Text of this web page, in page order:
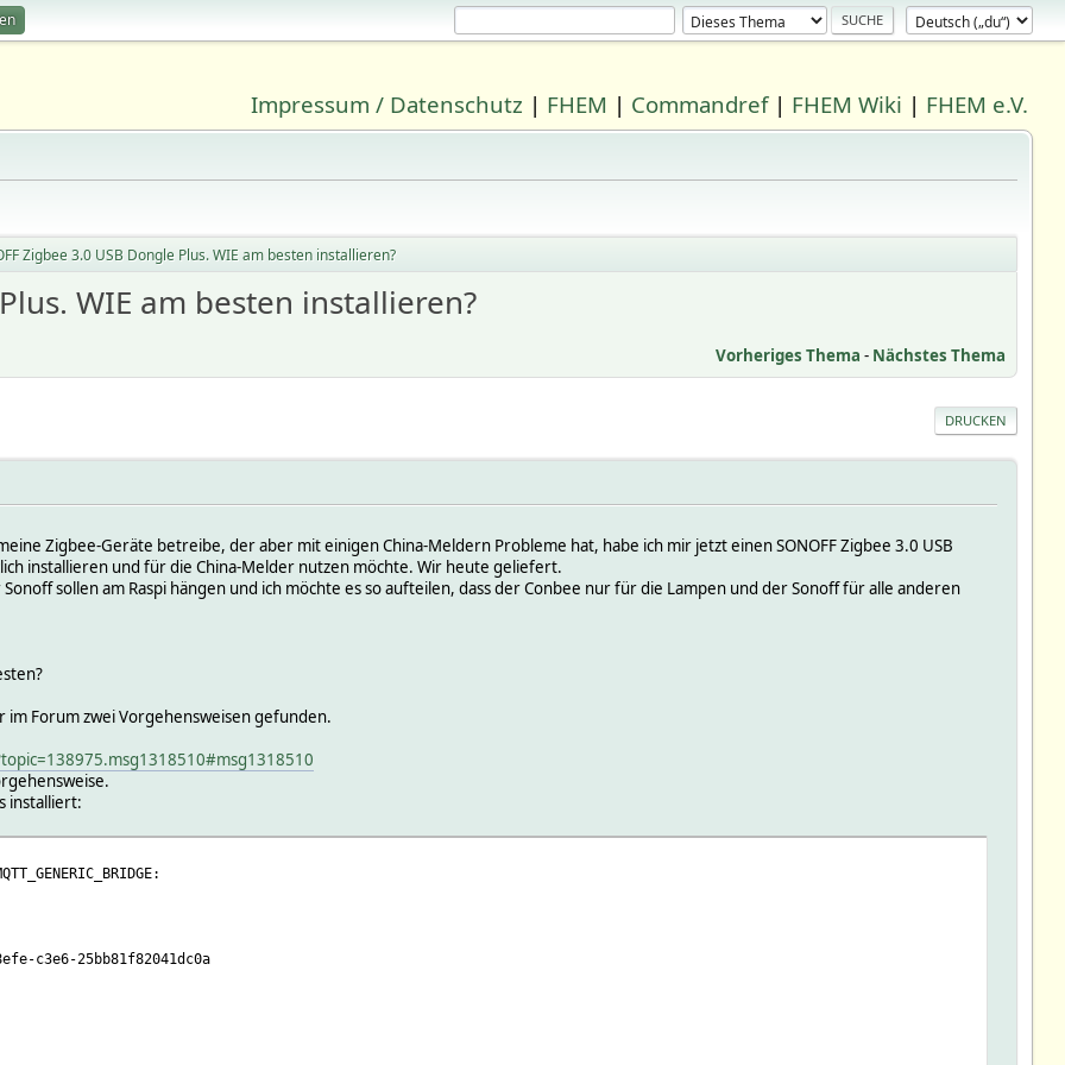
Impressum / Datenschutz | FHEM | Commandref| FHEM Wiki | FHEM e.V.
Zigbee 3.0 USB Dongle Plus. WIE am besten installieren?
WIE am besten installieren?
Vorheriges Thema - Nächstes Thema
DRUCKEN
Zigbee-Geräte betreibe, der aber mit einigen China-Meldern Probleme hat, habe ich mir jetzt einen SONOFF Zigbee 3.0 USB
installieren und für die China-Melder nutzen möchte. Wir heute geliefert.
sollen am Raspi hängen und ich möchte es so aufteilen, dass der Conbee nur für die Lampen und der Sonoff für alle anderen
im Forum zwei Vorgehensweisen gefunden.
installiert:
25bb81f82041dc0a